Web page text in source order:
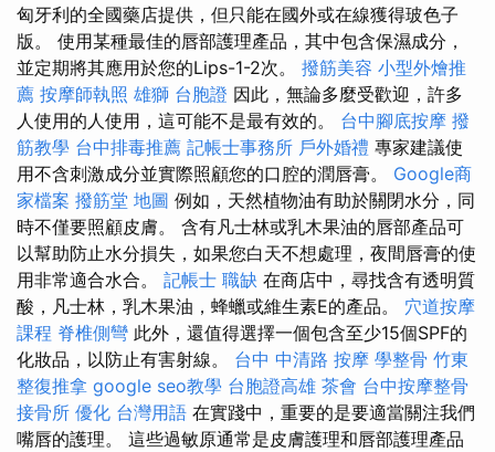
匈牙利的全國藥店提供，但只能在國外或在線獲得玻色子
版。 使用某種最佳的唇部護理產品，其中包含保濕成分，
並定期將其應用於您的Lips-1-2次。 撥筋美容 小型外燴推
薦 按摩師執照 雄獅 台胞證 因此，無論多麼受歡迎，許多
人使用的人使用，這可能不是最有效的。 台中腳底按摩 撥
筋教學 台中排毒推薦 記帳士事務所 戶外婚禮 專家建議使
用不含刺激成分並實際照顧您的口腔的潤唇膏。 Google商
家檔案 撥筋堂 地圖 例如，天然植物油有助於關閉水分，同
時不僅要照顧皮膚。 含有凡士林或乳木果油的唇部產品可
以幫助防止水分損失，如果您白天不想處理，夜間唇膏的使
用非常適合水合。 記帳士 職缺 在商店中，尋找含有透明質
酸，凡士林，乳木果油，蜂蠟或維生素E的產品。 穴道按摩
課程 脊椎側彎 此外，還值得選擇一個包含至少15個SPF的
化妝品，以防止有害射線。 台中 中清路 按摩 學整骨 竹東
整復推拿 google seo教學 台胞證高雄 茶會 台中按摩整骨
接骨所 優化 台灣用語 在實踐中，重要的是要適當關注我們
嘴唇的護理。 這些過敏原通常是皮膚護理和唇部護理產品